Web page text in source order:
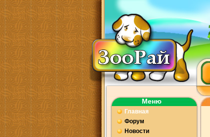
Меню
Главная
Форум
Новости